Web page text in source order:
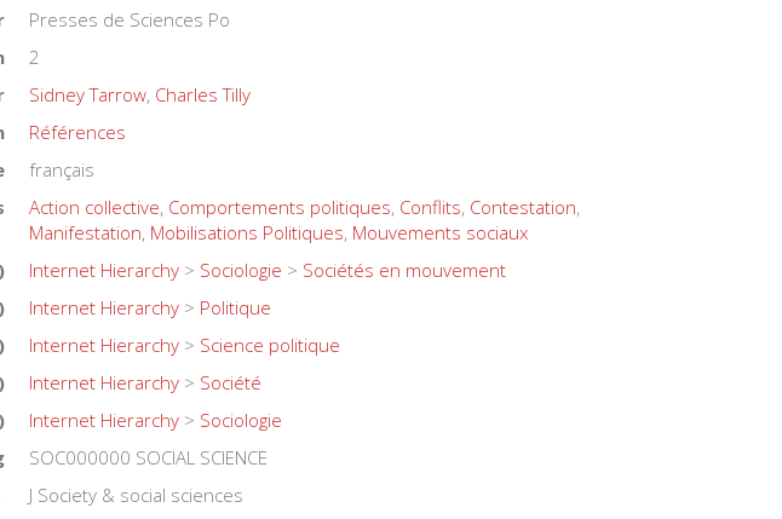
Presses de Sciences Po
2
Sidney Tarrow, Charles Tilly
Références
français
Action collective, Comportements politiques, Conflits, Contestation,
Manifestation, Mobilisations Politiques, Mouvements sociaux
Internet Hierarchy > Sociologie > Sociétés en mouvement
Internet Hierarchy > Politique
Internet Hierarchy > Science politique
Internet Hierarchy > Société
Internet Hierarchy > Sociologie
SOC000000 SOCIAL SCIENCE
J Society & social sciences